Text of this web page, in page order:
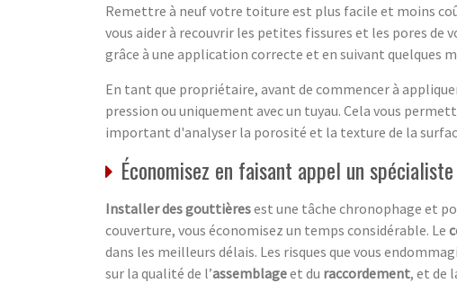
Remettre à neuf votre toiture est plus facile et moins
vous aider à recouvrir les petites fissures et les pores
grâce à une application correcte et en suivant quelques
En tant que propriétaire, avant de commencer à
pression ou uniquement avec un tuyau. Cela vous
important d'analyser la porosité et la texture de la
Économisez en faisant appel un
Installer des gouttièresest une tâche chronophage et
couverture, vous économisez un temps considérable. Le
dans les meilleurs délais. Les risques que vous
sur la qualité de l’assemblageet du raccordement, et de